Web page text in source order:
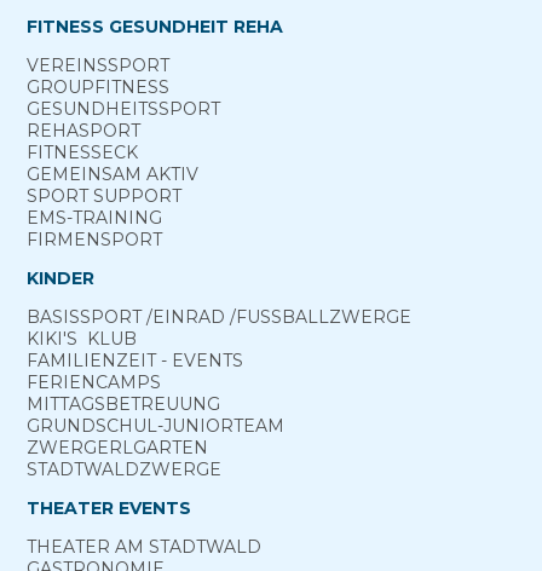
FITNESS GESUNDHEIT REHA
VEREINS­SPORT
GROUP­FITNESS
GESUNDHEITS­SPORT
REHA­SPORT
FITNESS­ECK
GEMEINSAM ­AKTIV
SPORT ­SUPPORT
EMS-TRAINING
FIRMENSPORT
KINDER
BASIS­SPORT ­/EINRAD /­FUSS­BALL­ZWERGE
KIKI'S ­ KLUB
FAMILIENZEIT - EVENTS
FERIEN­CAMPS
MITTAGS­BETREUUNG
GRUND­SCHUL-­JUNIOR­TEAM
ZWERGERL­GARTEN
STADT­WALD­ZWERGE
THEATER EVENTS
THEATER AM­ STADTWALD